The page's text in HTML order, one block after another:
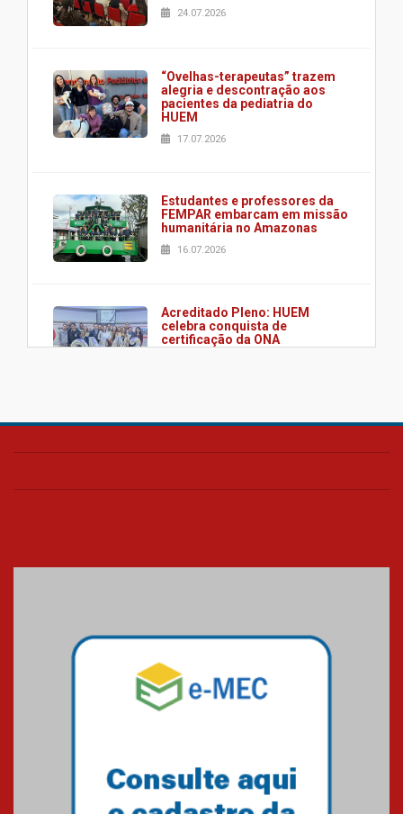
24.07.2026
“Ovelhas-terapeutas” trazem
alegria e descontração aos
pacientes da pediatria do
HUEM
17.07.2026
Estudantes e professores da
FEMPAR embarcam em missão
humanitária no Amazonas
16.07.2026
Acreditado Pleno: HUEM
celebra conquista de
certificação da ONA
HUEM é o primeiro hospital do
UTI's inteligentes
referência mundial em
Pós-Asco: evento do HUEM
debate novidades sobre
estudos e tratamentos contra
o câncer
MackPesquisa 2026 prorroga
inscrições até 14 de agosto